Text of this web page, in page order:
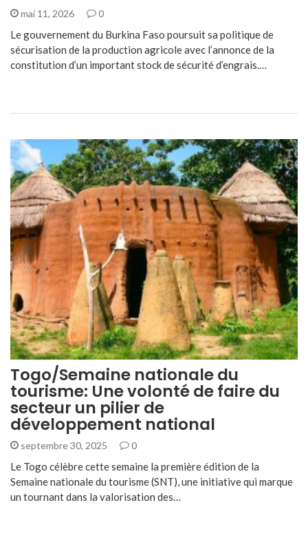
mai 11, 2026 0
Le gouvernement du Burkina Faso poursuit sa politique de
sécurisation de la production agricole avec l’annonce de la
constitution d’un important stock de sécurité d’engrais.…
Togo/Semaine nationale du
tourisme: Une volonté de faire du
secteur un pilier de
développement national
septembre 30, 2025 0
Le Togo célèbre cette semaine la première édition de la
Semaine nationale du tourisme (SNT), une initiative qui marque
un tournant dans la valorisation des…